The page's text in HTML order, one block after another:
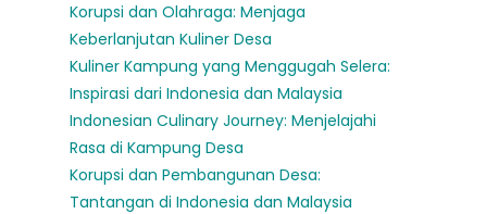
Korupsi dan Olahraga: Menjaga
Keberlanjutan Kuliner Desa
Kuliner Kampung yang Menggugah Selera:
Inspirasi dari Indonesia dan Malaysia
Indonesian Culinary Journey: Menjelajahi
Rasa di Kampung Desa
Korupsi dan Pembangunan Desa:
Tantangan di Indonesia dan Malaysia